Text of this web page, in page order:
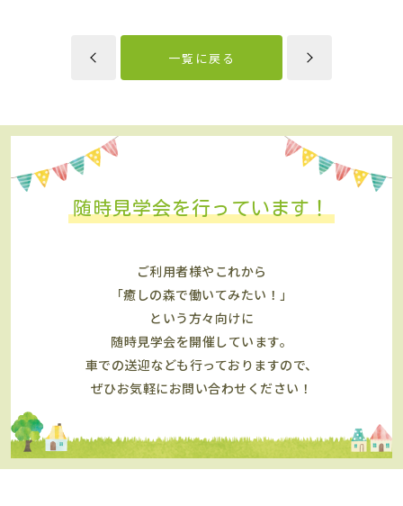
一覧に戻る
随時見学会を行っています！
ご利用者様やこれから
「癒しの森で働いてみたい！」
という方々向けに
随時見学会を開催しています。
車での送迎なども行っておりますので、
ぜひお気軽にお問い合わせください！